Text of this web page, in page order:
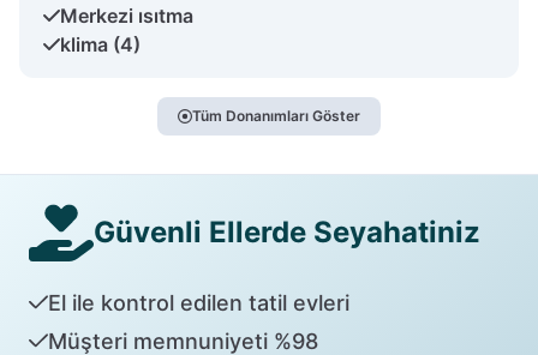
Merkezi ısıtma
klima (4)
Tüm Donanımları Göster
Güvenli Ellerde Seyahatiniz
El ile kontrol edilen tatil evleri
Müşteri memnuniyeti %98